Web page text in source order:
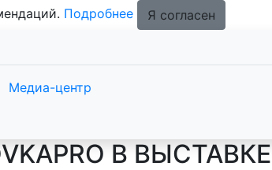
Подробнее Я согласен
Медиа-центр
В ВЫСТАВКЕ